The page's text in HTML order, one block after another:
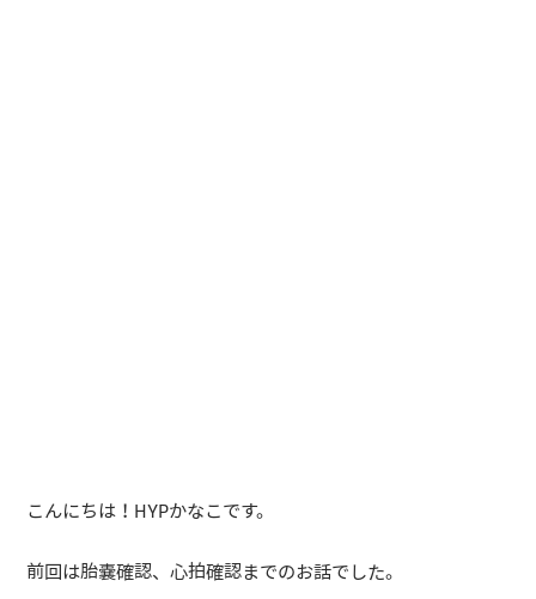
こんにちは！HYPかなこです。
前回は胎嚢確認、心拍確認までのお話でした。